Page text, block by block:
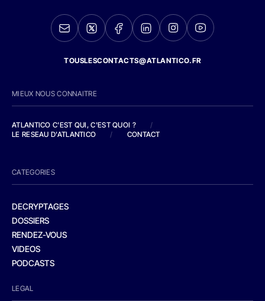
TOUSLESCONTACTS@ATLANTICO.FR
MIEUX NOUS CONNAITRE
ATLANTICO C'EST QUI, C'EST QUOI ?
/
LE RESEAU D'ATLANTICO
/ CONTACT
CATEGORIES
DECRYPTAGES
DOSSIERS
RENDEZ-VOUS
VIDEOS
PODCASTS
LEGAL